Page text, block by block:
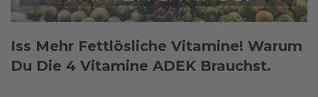
Iss Mehr Fettlösliche Vitamine! Warum
Du Die 4 Vitamine ADEK Brauchst.